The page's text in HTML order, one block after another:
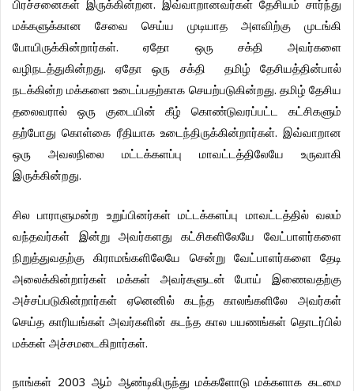
பிரச்சனைகள் இருக்கின்றன. இவ்வாறானவர்கள் தேசியம் சார்ந்து
மக்களுக்கான
சேவை செய்ய முடியாத அளவிற்கு
முடங்கி
போயிருக்கின்றார்கள்.ஏதோ ஒரு சக்தி
அவர்களை
வழிநடத்துகின்றது.ஏதோ ஒரு சக்தி தமிழ்
தேசியத்தின்பால்
நடக்கின்ற மக்களை உடைப்பதற்காக செயற்படுகின்றது. தமிழ் தேசிய
தலைவரால்
ஒரு குடையின் கீழ் கொண்டுவரப்பட்ட
கட்சிகளும்
தற்போது கொள்கை ரீதியாக உடைந்திருக்கின்றார்கள். இவ்வாறான
ஒரு
அவலநிலை மட்டக்களப்பு மாவட்டத்திலேயே
உருவாகி
இருக்கின்றது.
சில பாராளுமன்ற உறுப்பினர்கள் மட்டக்களப்பு மாவட்டத்தில் வலம்
வந்தவர்கள் இன்று அவர்களது கட்சிகளிலேயே
வேட்பாளர்களை
நிறுத்துவதற்கு கிராமங்களிலேயே சென்று வேட்பாளர்களை தேடி
அலைக்கின்றார்கள்
மக்கள் அவர்களுடன் போய்
இணைவதற்கு
அச்சப்படுகின்றார்கள்
ஏனெனில் கடந்த காலங்களிலே
அவர்கள்
செய்த காரியங்கள் அவர்களின் கடந்த கால பயணங்கள் தொடர்பில்
மக்கள் அச்சமடைகிறார்கள்.
நாங்கள் 2003ஆம் ஆண்டிலிருந்து மக்களோடு மக்களாக கடமை